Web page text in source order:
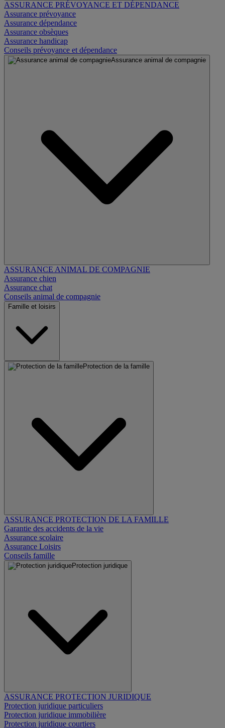
ASSURANCE PRÉVOYANCE ET DÉPENDANCE
Assurance prévoyance
Assurance dépendance
Assurance obsèques
Assurance handicap
Conseils prévoyance et dépendance
Assurance animal de compagnie
ASSURANCE ANIMAL DE COMPAGNIE
Assurance chien
Assurance chat
Conseils animal de compagnie
Famille et loisirs
Protection de la famille
ASSURANCE PROTECTION DE LA FAMILLE
Garantie des accidents de la vie
Assurance scolaire
Assurance Loisirs
Conseils famille
Protection juridique
ASSURANCE PROTECTION JURIDIQUE
Protection juridique particuliers
Protection juridique immobilière
Protection juridique courtiers